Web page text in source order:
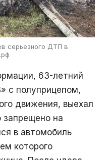
серьезного ДТП в
63-летний
с полуприцепом,
движения, выехал
запрещено на
в автомобиль
которого